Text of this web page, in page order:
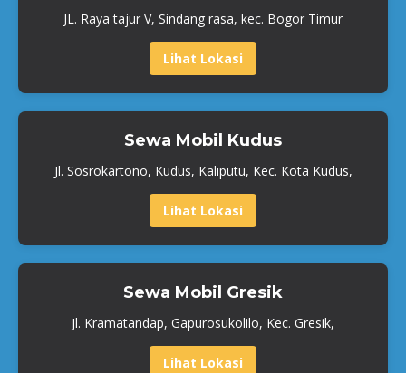
JL. Raya tajur V, Sindang rasa, kec. Bogor Timur
Lihat Lokasi
Sewa Mobil Kudus
Jl. Sosrokartono, Kudus, Kaliputu, Kec. Kota Kudus,
Lihat Lokasi
Sewa Mobil Gresik
Jl. Kramatandap, Gapurosukolilo, Kec. Gresik,
Lihat Lokasi